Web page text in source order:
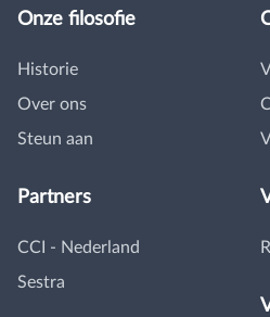
Onze filosofie
Historie
Over ons
Steun aan
Partners
CCI - Nederland
Sestra